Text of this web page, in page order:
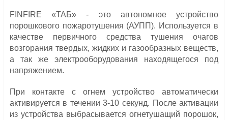
FINFIRE «ТАБ» - это автономное устройство
порошкового пожаротушения (АУПП). Используется в
качестве первичного средства тушения очагов
возгорания твердых, жидких и газообразных веществ,
а так же электрооборудования находящегося под
напряжением.
При контакте с огнем устройство автоматически
активируется в течении 3-10 секунд. После активации
из устройства выбрасывается огнетушащий порошок,